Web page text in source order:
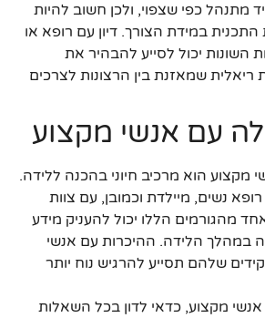
מתנהל כפי שצפוי, ולכן חשוב להיות
במידת הצורך. דיון עם רופא או
השונות יכול לסייע להבהיר את
ריאלית שמאזנת בין הרצונות לצרכים
עם אנשי מקצוע
מקצוע הוא מרכיב חיוני בהכנה ללידה.
נשים, מיילדת וכמובן, עם צוות
מהגורמים הללו יכול להעניק מידע
במהלך הלידה. ההיכרות עם אנשי
שלהם תסייע להרגיש נוח יותר
מקצוע, כדאי לדון בכל השאלות